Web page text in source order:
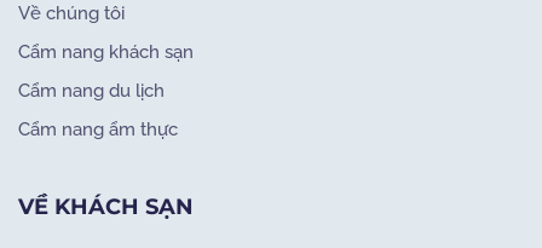
Về chúng tôi
Cẩm nang khách sạn
Cẩm nang du lịch
Cẩm nang ẩm thực
VỀ KHÁCH SẠN